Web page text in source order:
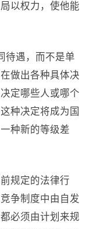
以权力，使他能
待遇，而不是单
做出各种具体决
定哪些人或哪个
种决定将成为国
种新的等级差
规定的法律行
争制度中由自发
必须由计划来规